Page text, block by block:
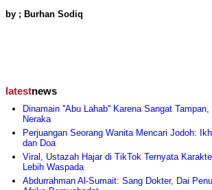
by ; Burhan Sodiq
latestnews
Dinamain ''Abu Lahab'' Karena Sangat
Neraka
Perjuangan Seorang Wanita Mencari Jodoh:
dan Doa
Viral, Ustazah Hajar di TikTok Ternyata
Lebih Waspada
Abdurrahman Al-Sumait: Sang Dokter, Dai